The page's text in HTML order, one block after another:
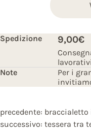
Spedizione 9,00€
lavorativi
Note
Per i
precedente: braccialetto
successivo: tessera tra